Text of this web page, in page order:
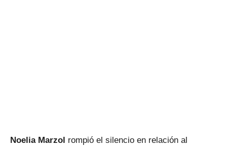
Noelia Marzol rompió el silencio en relación al